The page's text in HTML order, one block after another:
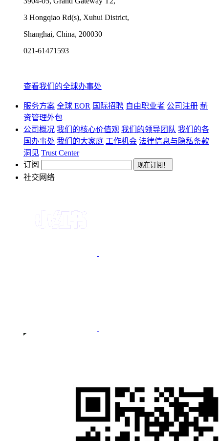
3 Hongqiao Rd(s), Xuhui District,
Shanghai, China, 200030
021-61471593
查看我们的全球办事处
服务方案 全球 EOR 国际招聘 自由职业者 公司注册 薪
资管理外包
公司概况 我们的核心价值观 我们的领导团队 我们的各
国办事处 我们的大家庭 工作机会 法律信息与隐私条款
洞见 Trust Center
订阅
社交网络